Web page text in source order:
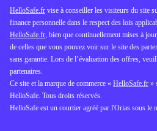
HelloSafe.fr vise à conseiller les visiteurs du site
finance personnelle dans le respect des lois
HelloSafe.fr, bien que continuellement mises à
de celles que vous pouvez voir sur le site des
sans garantie. Lors de l’évaluation des offres,
partenaires.
Ce site et la marque de commerce « HelloSafe.fr »
HelloSafe. Tous droits réservés.
HelloSafe est un courtier agréé par l'Orias sous le